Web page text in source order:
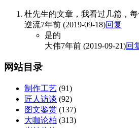
杜先生的文章，我看过几篇，
逆流7年前 (2019-09-18)回复
是的
大伟7年前 (2019-09-21)回
网站目录
制作工艺 (91)
匠人访谈 (92)
图文鉴赏 (137)
大咖论柏 (313)